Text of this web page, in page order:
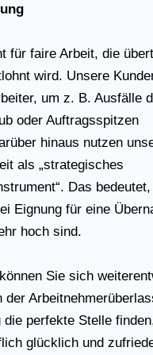
für faire Arbeit, die
wird. Unsere
um z. B. Ausfälle
oder Auftragsspitzen
hinaus nutzen
als „strategisches
Das
Eignung für eine
hoch sind.
Sie sich
der
die perfekte Stelle
glücklich und